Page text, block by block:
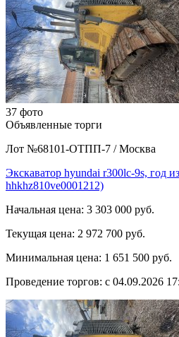
37 фото
Объявленные торги
Лот №68101-ОТПП-7 / Москва
Экскаватор hyundai r300lc-9s, год
hhkhz810ve0001212)
Начальная цена: 3 303 000 руб.
Текущая цена: 2 972 700 руб.
Минимальная цена: 1 651 500 руб.
Проведение торгов: с 04.09.2026